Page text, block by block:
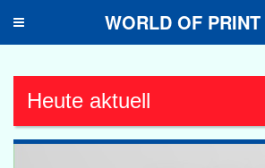
Toggle
WORLD OF PRINT
Heute aktuell